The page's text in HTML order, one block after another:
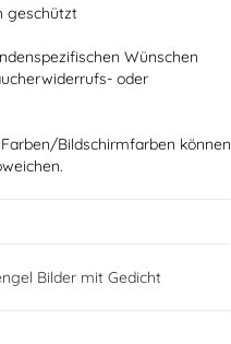
geschützt
Wünschen
oder
Bildschirmfarben können
Bilder mit Gedicht